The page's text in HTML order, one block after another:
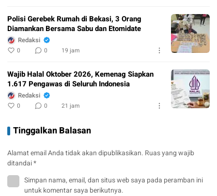
Polisi Gerebek Rumah di Bekasi, 3 Orang
Diamankan Bersama Sabu dan Etomidate
Redaksi
0 0 19 jam
Wajib Halal Oktober 2026, Kemenag Siapkan
1.617 Pengawas di Seluruh Indonesia
Redaksi
0 0 21 jam
Tinggalkan Balasan
Alamat email Anda tidak akan dipublikasikan. Ruas yang wajib
ditandai*
Simpan nama, email, dan situs web saya pada peramban ini
untuk komentar saya berikutnya.